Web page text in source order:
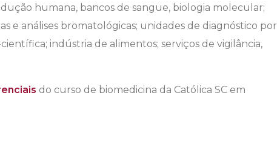
humana, bancos de sangue, biologia molecular;
e análises bromatológicas; unidades de diagnóstico por
indústria de alimentos; serviços de vigilância,
do curso de biomedicina da Católica SC em